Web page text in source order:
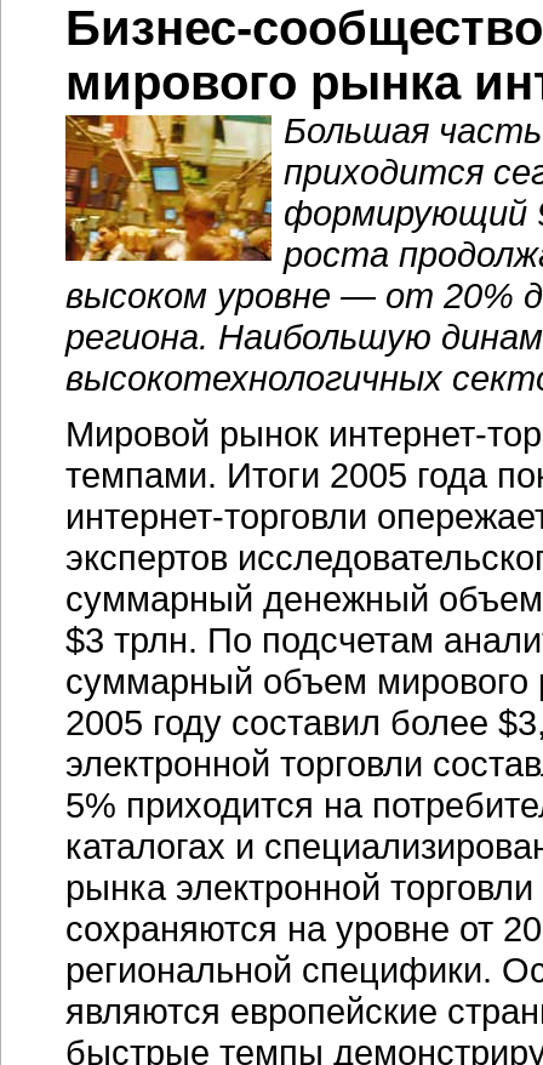
Бизнес-сообщество
мирового рынка
Большая
приходится
формирующий
роста
высоком уровне — от 20%
региона. Наибольшую
высокотехнологичных
Мировой рынок интернет-
темпами. Итоги 2005 года
интернет-торговли
экспертов
суммарный денежный
$3 трлн. По подсчетам
суммарный объем мирового
2005 году составил более
электронной торговли
5% приходится на
каталогах и
рынка электронной
сохраняются на уровне от
региональной специфики.
являются европейские
быстрые темпы